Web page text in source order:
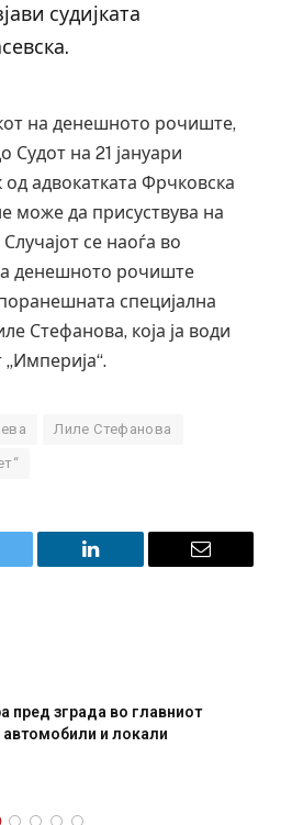
судијката
на денешното рочиште,
на 21 јануари
адвокатката Фрчковска
може да присуствува на
се наоѓа во
денешното рочиште
специјална
Стефанова, која ја води
„Империја“.
Лиле Стефанова
LinkedIn Email
– воведува нова 11-